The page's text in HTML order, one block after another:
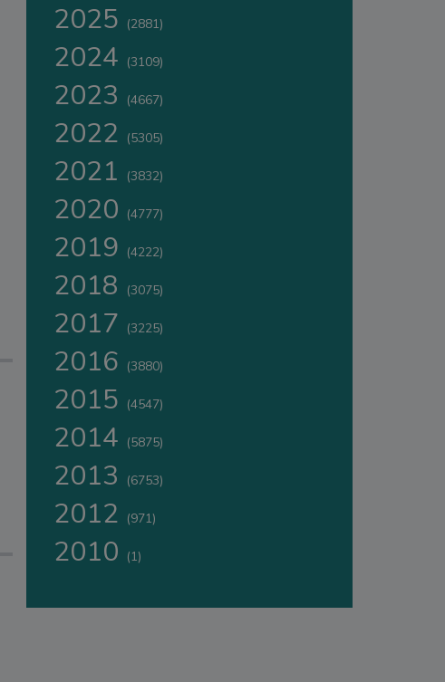
2025 (2881)
2024 (3109)
2023 (4667)
2022 (5305)
2021 (3832)
2020 (4777)
2019 (4222)
2018 (3075)
2017 (3225)
2016 (3880)
2015 (4547)
2014 (5875)
2013 (6753)
2012 (971)
2010 (1)